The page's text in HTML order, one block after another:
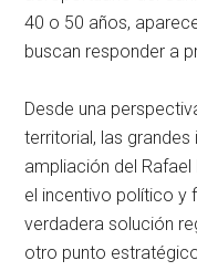
40 o 50 años,
buscan responder a
Desde una
territorial, las grandes
ampliación del
el incentivo político y
verdadera solución
otro punto